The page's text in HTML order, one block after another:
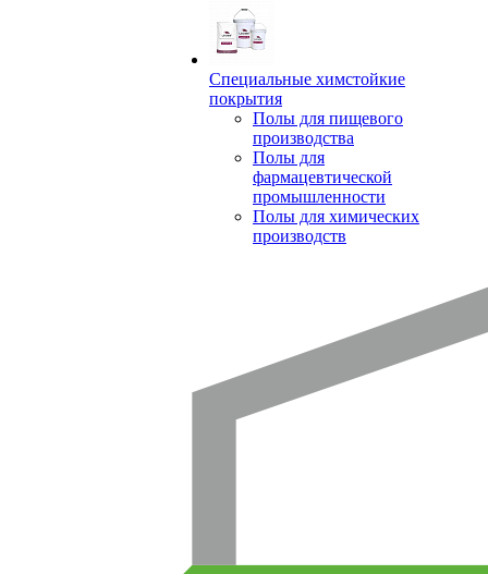
Специальные химстойкие
покрытия
Полы для пищевого
производства
Полы для
фармацевтической
промышленности
Полы для химических
производств